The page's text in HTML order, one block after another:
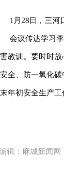
1月28日，三河
会议传达学习
教训。要时时
全、防一氧化
年初安全生产工
辑：麻城新闻网